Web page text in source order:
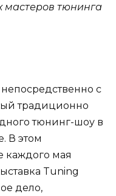
мастеров тюнинга
с
традиционно
тюнинг-шоу в
В этом
каждого мая
Tuning
дело,